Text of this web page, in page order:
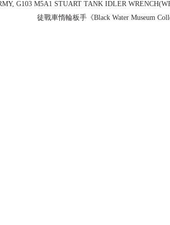
G103 M5A1 STUART TANK IDLER
徒戰車惰輪板手《Black Water Museum